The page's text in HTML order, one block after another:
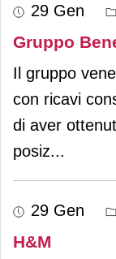
29 Gen
Gruppo
Il gruppo
con ricavi
di aver
posiz...
29 Gen
H&M